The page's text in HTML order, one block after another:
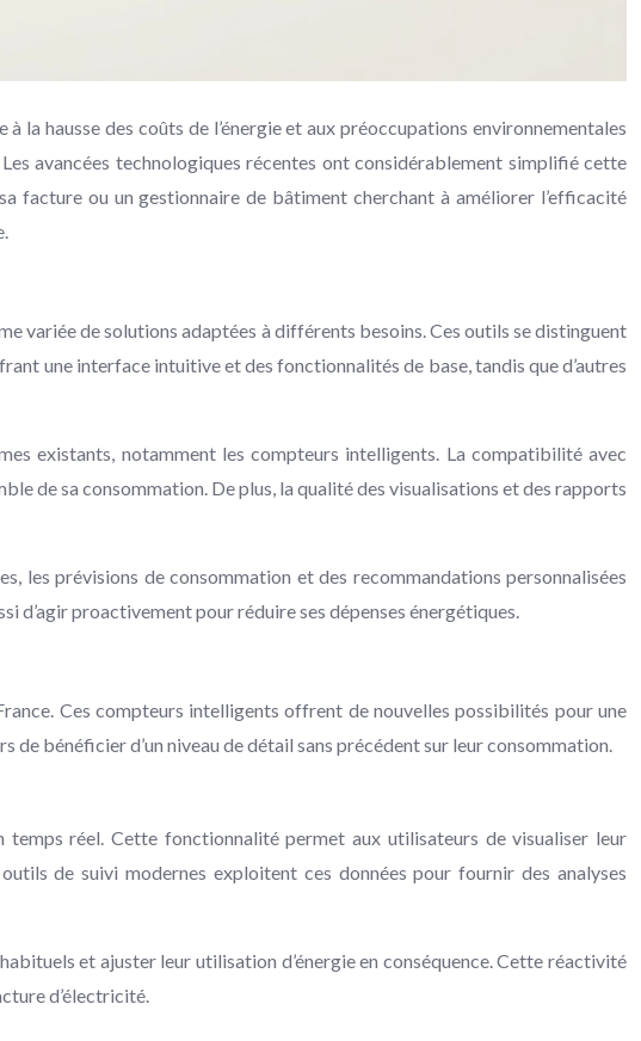
la hausse des coûts de l’énergie et aux préoccupations environnementales
avancées technologiques récentes ont considérablement simplifié cette
facture ou un gestionnaire de bâtiment cherchant à améliorer l’efficacité
variée de solutions adaptées à différents besoins. Ces outils se distinguent
une interface intuitive et des fonctionnalités de base, tandis que d’autres
existants, notamment les compteurs intelligents. La compatibilité avec
de sa consommation. De plus, la qualité des visualisations et des rapports
les prévisions de consommation et des recommandations personnalisées
proactivement pour réduire ses dépenses énergétiques.
Ces compteurs intelligents offrent de nouvelles possibilités pour une
bénéficier d’un niveau de détail sans précédent sur leur consommation.
temps réel. Cette fonctionnalité permet aux utilisateurs de visualiser leur
de suivi modernes exploitent ces données pour fournir des analyses
et ajuster leur utilisation d’énergie en conséquence. Cette réactivité
d’électricité.